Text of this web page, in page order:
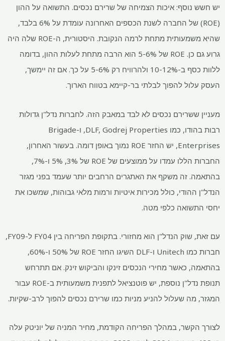
יש חשש נוסף: איכות הצמיחה של שרירם נכסים. התשואה על ההון
(ROE) של החברה לשנת הכספים האחרונה עומדת על 6% בלבד,
שהיא משמעותית מתחת לרמה הנקובת. היסטורית, ה-ROE שלה היה
גרוע גם כן. ROE של 5-6% הוא הרבה מתחת לעלות ההון, בדומה
ללוות כסף ב-10-12% ולהרוויח רק 5-6% על כך. אם זה יימשך,
העסק עלול להפוך לבלתי בר-קיימא בטווח הארוך.
מעניין ששרירם נכסים לא לבד במאבק הזה. לחברות נדל"ן גדולות
רבות בהודו, כמו DLF, Godrej Properties, ו-Brigade
Enterprises, יש החזר ROE נמוך באופן דומה. בעשור האחרון,
החברות הללו עמדו על ממוצעים של ROE של 3%, 5% ו-7%,
בהתאמה. זה משקף את האתגרים הרחבים יותר שעמד בפני מגזר
הנדל"ן ההודי, כולל מכירות איטיות ורמות מלאי גבוהות, שמשכו את
יחסי התשואה כלפי מטה.
עם זאת, שוק הנדל"ן הוא מחזורי. בתקופת הפריחה בין FY04 ל-FY09,
חברות כמו Unitech ו-DLF השיגו החזר ROE של 50% ו-60%,
בהתאמה, כאשר מחירי הנכסים זינקו והביקוש זינק. אם תתרחש
תנופת נדל"ן נוספת, יש פוטנציאל לתפנית משמעותית ב-ROE עבור
המגזר, מה שעלול להניע מניות כמו שרירם נכסים להפוך לרב-שקיות.
לצורך הקשר, במהלך הפריחה הקודמת, מחיר המניה של יוניטק עלה